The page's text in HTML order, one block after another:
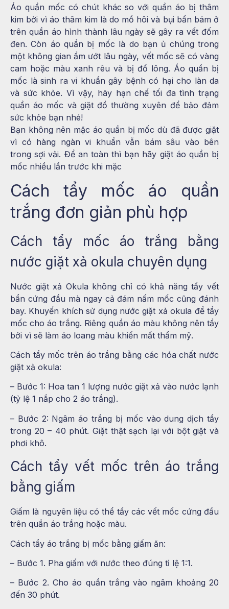
Áo quần mốc có chút khác so với quần áo bị thâm
kim bởi vì áo thâm kim là do mồ hôi và bụi bẩn bám ở
trên quần áo hình thành lâu ngày sẽ gây ra vết đốm
đen. Còn áo quần bị mốc là do bạn ủ chúng trong
một không gian ẩm ướt lâu ngày, vết mốc sẽ có vàng
cam hoặc màu xanh rêu và bị đổ lông. Áo quần bị
mốc là sinh ra vi khuẩn gây bệnh có hại cho làn da
và sức khỏe. Vì vậy, hãy hạn chế tối đa tình trạng
quần áo mốc và giặt đồ thường xuyên để bảo đảm
sức khỏe bạn nhé!
Bạn không nên mặc áo quần bị mốc dù đã được giặt
vì có hàng ngàn vi khuẩn vẫn bám sâu vào bên
trong sợi vải. Để an toàn thì bạn hãy giặt áo quần bị
mốc nhiều lần trước khi mặc
Cách tẩy mốc áo quần
trắng đơn giản phù hợp
Cách tẩy mốc áo trắng bằng
nước giặt xả okula chuyên dụng
Nước giặt xả Okula không chỉ có khả năng tẩy vết
bẩn cứng đầu mà ngay cả đám nấm mốc cũng đánh
bay. Khuyến khích sử dụng nước giặt xả okula để tẩy
mốc cho áo trắng. Riêng quần áo màu không nên tẩy
bởi vì sẽ làm áo loang màu khiến mất thẩm mỹ.
Cách tẩy mốc trên áo trắng bằng các hóa chất nước
giặt xả okula:
– Bước 1: Hoa tan 1 lượng nước giặt xả vào nước lạnh
(tỷ lệ 1 nắp cho 2 áo trắng).
– Bước 2: Ngâm áo trắng bị mốc vào dung dịch tẩy
trong 20 – 40 phút. Giặt thật sạch lại với bột giặt và
phơi khô.
Cách tẩy vết mốc trên áo trắng
bằng giấm
Giấm là nguyên liệu có thể tẩy các vết mốc cứng đầu
trên quần áo trắng hoặc màu.
Cách tẩy áo trắng bị mốc bằng giấm ăn:
– Bước 1. Pha giấm với nước theo đúng tỉ lệ 1:1.
– Bước 2. Cho áo quần trắng vào ngâm khoảng 20
đến 30 phút.